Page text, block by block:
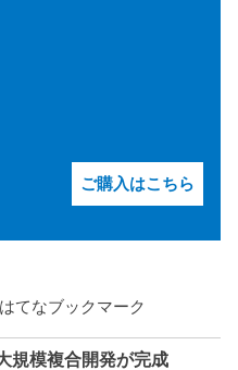
ご購入はこちら
はてなブックマーク
規模複合開発が完成